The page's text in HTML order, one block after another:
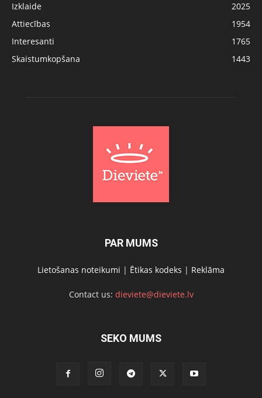
Izklaide
2025
Attiecības
1954
Interesanti
1765
Skaistumkopšana
1443
PAR MUMS
Lietošanas noteikumi | Ētikas kodeks | Reklāma
Contact us: dieviete@dieviete.lv
SEKO MUMS